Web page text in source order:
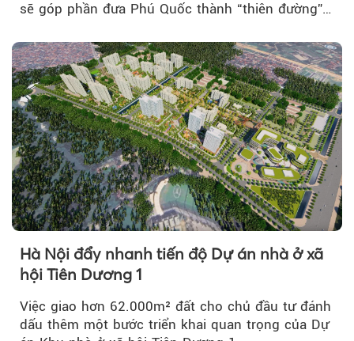
sẽ góp phần đưa Phú Quốc thành “thiên đường”
Hà Nội đẩy nhanh tiến độ Dự án nhà ở xã
hội Tiên Dương 1
Việc giao hơn 62.000m² đất cho chủ đầu tư đánh
dấu thêm một bước triển khai quan trọng của Dự